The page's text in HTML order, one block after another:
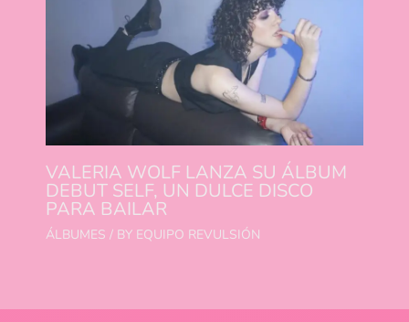
VALERIA WOLF LANZA SU ÁLBUM
DEBUT SELF, UN DULCE DISCO
PARA BAILAR
ÁLBUMES / BY EQUIPO REVULSIÓN